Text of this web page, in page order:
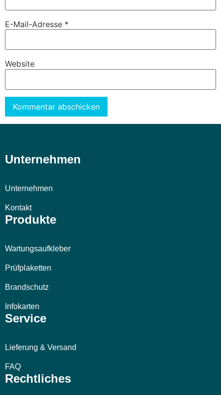
E-Mail-Adresse *
Website
Unternehmen
Unternehmen
Kontakt
Produkte
Wartungsaufkleber
Prüfplaketten
Brandschutz
Infokarten
Service
Lieferung & Versand
FAQ
Rechtliches